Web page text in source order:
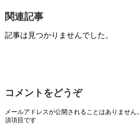
関連記事
記事は見つかりませんでした。
コメントをどうぞ
メールアドレスが公開されることはありません。
須項目です